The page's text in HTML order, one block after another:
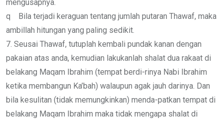
mengusapnya.
q Bila terjadi keraguan tentang jumlah putaran Thawaf, maka
ambillah hitungan yang paling sedikit.
7. Seusai Thawaf, tutuplah kembali pundak kanan dengan
pakaian atas anda, kemudian lakukanlah shalat dua rakaat di
belakang Maqam Ibrahim (tempat berdi-rinya Nabi Ibrahim
ketika membangun Ka’bah) walaupun agak jauh darinya. Dan
bila kesulitan (tidak memungkinkan) menda-patkan tempat di
belakang Maqam Ibrahim maka tidak mengapa shalat di